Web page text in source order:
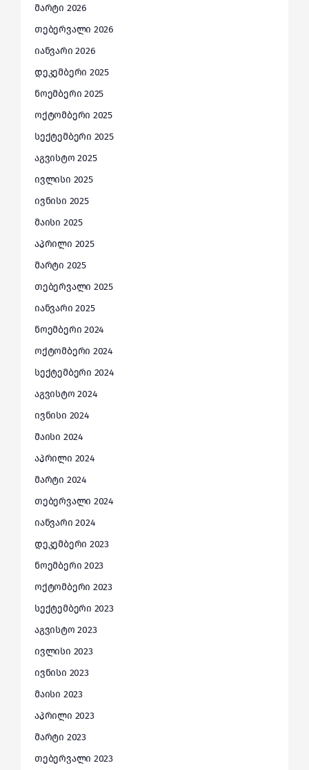
მარტი 2026
თებერვალი 2026
იანვარი 2026
დეკემბერი 2025
ნოემბერი 2025
ოქტომბერი 2025
სექტემბერი 2025
აგვისტო 2025
ივლისი 2025
ივნისი 2025
მაისი 2025
აპრილი 2025
მარტი 2025
თებერვალი 2025
იანვარი 2025
ნოემბერი 2024
ოქტომბერი 2024
სექტემბერი 2024
აგვისტო 2024
ივნისი 2024
მაისი 2024
აპრილი 2024
მარტი 2024
თებერვალი 2024
იანვარი 2024
დეკემბერი 2023
ნოემბერი 2023
ოქტომბერი 2023
სექტემბერი 2023
აგვისტო 2023
ივლისი 2023
ივნისი 2023
მაისი 2023
აპრილი 2023
მარტი 2023
თებერვალი 2023